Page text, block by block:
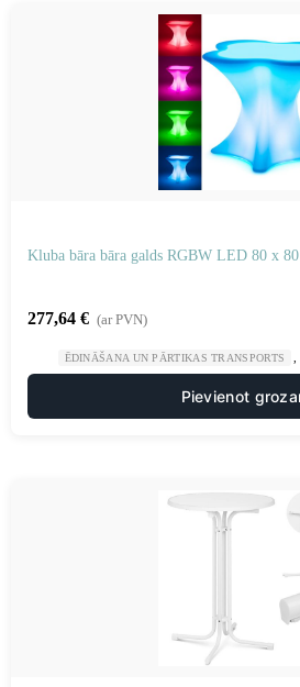
Kluba bāra bāra galds RGBW LED 80 x
277,64 € (ar PVN)
ĒDINĀŠANA UN PĀRTIKAS TRANSPORTS
Pievienot